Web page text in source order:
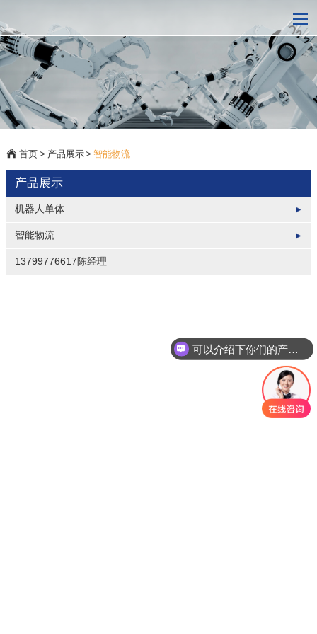
首页 > 产品展示> 智能物流
产品展示
机器人单体
智能物流
13799776617陈经理
可以介绍下你们的产品么